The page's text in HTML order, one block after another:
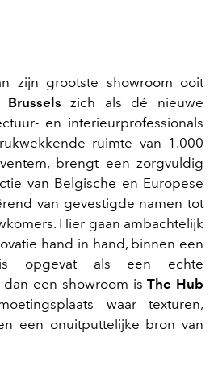
zijn grootste showroom ooit
zich als dé nieuwe
en interieurprofessionals
ruimte van 1.000
brengt een zorgvuldig
van Belgische en Europese
van gevestigde namen tot
Hier gaan ambachtelijk
hand in hand, binnen een
opgevat als een echte
dan een showroom isThe Hub
waar texturen,
een onuitputtelijke bron van